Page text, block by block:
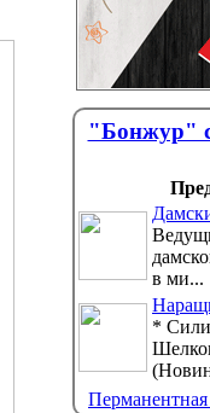
"Бонжур"
в ми...
*